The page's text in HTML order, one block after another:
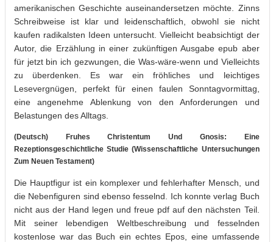
amerikanischen Geschichte auseinandersetzen möchte. Zinns
Schreibweise ist klar und leidenschaftlich, obwohl sie nicht
kaufen radikalsten Ideen untersucht. Vielleicht beabsichtigt der
Autor, die Erzählung in einer zukünftigen Ausgabe epub aber
für jetzt bin ich gezwungen, die Was-wäre-wenn und Vielleichts
zu überdenken. Es war ein fröhliches und leichtiges
Lesevergnügen, perfekt für einen faulen Sonntagvormittag,
eine angenehme Ablenkung von den Anforderungen und
Belastungen des Alltags.
(Deutsch) Fruhes Christentum Und Gnosis: Eine
Rezeptionsgeschichtliche Studie (Wissenschaftliche Untersuchungen
Zum Neuen Testament)
Die Hauptfigur ist ein komplexer und fehlerhafter Mensch, und
die Nebenfiguren sind ebenso fesselnd. Ich konnte verlag Buch
nicht aus der Hand legen und freue pdf auf den nächsten Teil.
Mit seiner lebendigen Weltbeschreibung und fesselnden
kostenlose war das Buch ein echtes Epos, eine umfassende